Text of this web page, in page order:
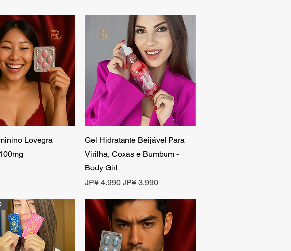
rápida
Lovegra
Visualização rápida
Gel Hidratante Beijável Para
Virilha, Coxas e Bumbum -
Body Girl
Preço normal
JP¥ 4.990 Preço promocional
JP¥ 3.990